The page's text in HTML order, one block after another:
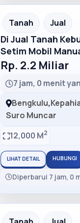
Recommended
Tanah Jual
Di Jual Tanah
Setim Mobil
Rp. 2.2 Miliar
7 jam, 0 menit
Bengkulu,
Suro Muncar
12,000 M2
LIHAT DETAIL HUBUNGI
Diperbarui 7 jam, 0
Recommended